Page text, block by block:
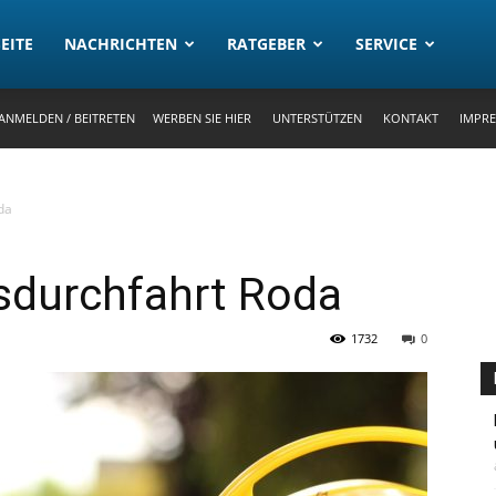
NACHRICHTEN RATGEBER SERVICE
/ BEITRETEN WERBEN SIE HIER UNTERSTÜTZEN KONTAKT
Roda
0
1732